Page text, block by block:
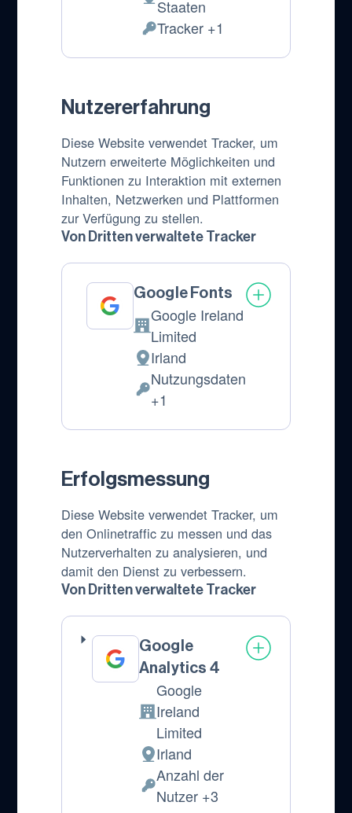
Verarbeitungsort:
Staaten
Verarbeitete
personenbezogene
Tracker +1
Nutzererfahrung
Diese Website verwendet Tracker, um
Nutzern erweiterte Möglichkeiten und
Funktionen zu Interaktion mit externen
Inhalten, Netzwerken und Plattformen
zur Verfügung zu stellen.
Von Dritten verwaltete Tracker
Google Fonts
Firma:
Google Ireland
Limited
Verarbeitungsort:
Irland
Verarbeitete
Nutzungsdaten
+1
Erfolgsmessung
Diese Website verwendet Tracker, um
den Onlinetraffic zu messen und das
Nutzerverhalten zu analysieren, und
damit den Dienst zu verbessern.
Von Dritten verwaltete Tracker
Google
Analytics 4
Firma:
Google
Ireland
Limited
Verarbeitungsort:
Irland
Verarbeitete
Anzahl der
Nutzer +3